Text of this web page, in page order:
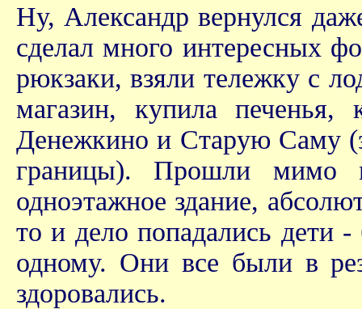
Ну, Александр вернулся
сделал много интересных
рюкзаки, взяли тележку с
магазин, купила
Денежкино и Старую Саму
границы). Прошли мимо
одноэтажное здание,
то и дело попадались дети
одному. Они все были в
здоровались.